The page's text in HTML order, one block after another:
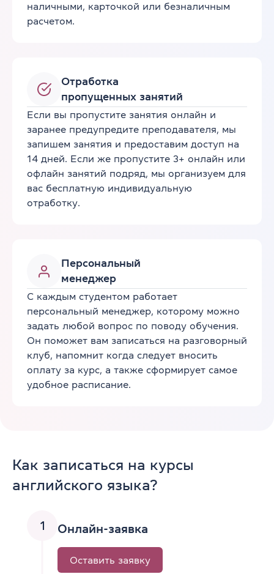
наличными, карточкой или безналичным
расчетом.
Отработка
пропущенных занятий
Если вы пропустите занятия онлайн и
заранее предупредите преподавателя, мы
запишем занятия и предоставим доступ на
14 дней. Если же пропустите 3+ онлайн или
офлайн занятий подряд, мы организуем для
вас бесплатную индивидуальную
отработку.
Персональный
менеджер
С каждым студентом работает
персональный менеджер, которому можно
задать любой вопрос по поводу обучения.
Он поможет вам записаться на разговорный
клуб, напомнит когда следует вносить
оплату за курс, а также сформирует самое
удобное расписание.
Как записаться на курсы
английского языка?
1 Онлайн-заявка
Оставить заявку